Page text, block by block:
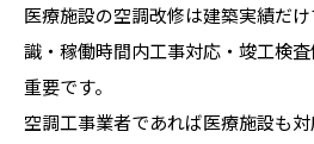
医療施設の空調改修は建築実績だ
識・稼働時間内工事対応・竣工検
重要です。
空調工事業者であれば医療施設も